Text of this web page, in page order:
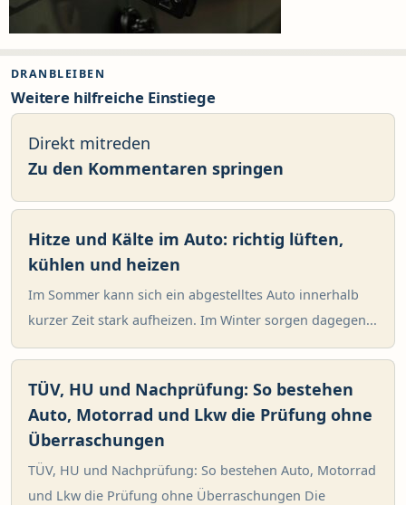
DRANBLEIBEN
Weitere hilfreiche Einstiege
Direkt mitreden
Zu den Kommentaren springen
Hitze und Kälte im Auto: richtig lüften,
kühlen und heizen
Im Sommer kann sich ein abgestelltes Auto innerhalb
kurzer Zeit stark aufheizen. Im Winter sorgen dagegen...
TÜV, HU und Nachprüfung: So bestehen
Auto, Motorrad und Lkw die Prüfung ohne
Überraschungen
TÜV, HU und Nachprüfung: So bestehen Auto, Motorrad
und Lkw die Prüfung ohne Überraschungen Die